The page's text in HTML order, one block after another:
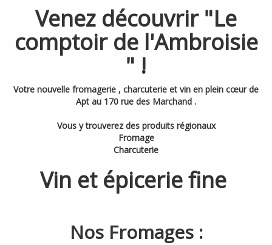
Venez découvrir "Le
comptoir de l'Ambroisie
" !
Votre nouvelle fromagerie , charcuterie et vin en plein cœur de
Apt au 170 rue des Marchand .
Vous y trouverez des produits régionaux
Fromage
Charcuterie
Vin et épicerie fine
Nos Fromages :